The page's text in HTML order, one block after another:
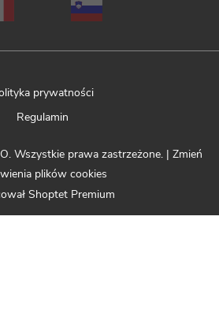
prywatności
Regulamin
Shoptet Premium
. Wszystkie prawa zastrzeżone. | Zmień
plików cookies